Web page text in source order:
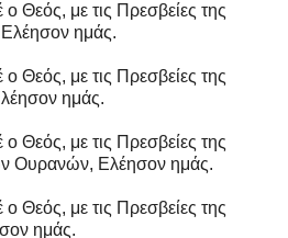
Θεός, με τις Πρεσβείες της
ημάς.
Θεός, με τις Πρεσβείες της
ημάς.
Θεός, με τις Πρεσβείες της
Ουρανών, Ελέησον ημάς.
Θεός, με τις Πρεσβείες της
ημάς.